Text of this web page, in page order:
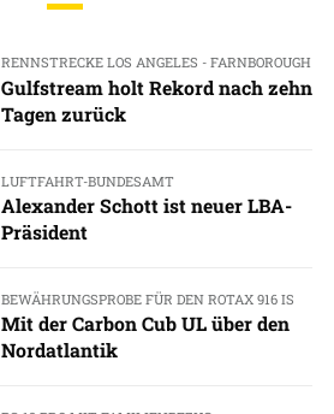
RENNSTRECKE LOS ANGELES - FARNBOROUGH
Gulfstream holt Rekord nach zehn
Tagen zurück
LUFTFAHRT-BUNDESAMT
Alexander Schott ist neuer LBA-
Präsident
BEWÄHRUNGSPROBE FÜR DEN ROTAX 916 IS
Mit der Carbon Cub UL über den
Nordatlantik